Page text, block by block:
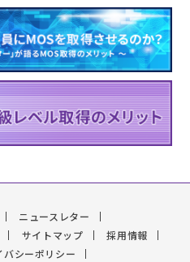
ニュースレター
サイトマップ
採用情報
バシーポリシー